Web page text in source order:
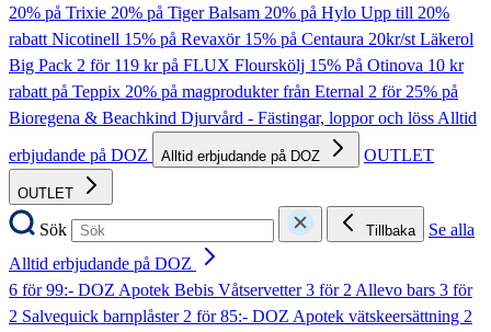
20% på Trixie 20% på Tiger Balsam 20% på Hylo Upp till 20%
rabatt Nicotinell 15% på Revaxör 15% på Centaura 20kr/st Läkerol
Big Pack 2 för 119 kr på FLUX Flourskölj 15% På Otinova 10 kr
rabatt på Teppix 20% på magprodukter från Eternal 2 för 25% på
Bioregena & Beachkind Djurvård - Fästingar, loppor och lössAlltid
erbjudande på DOZ
Alltid erbjudande på DOZ OUTLET
OUTLET
Sök Tillbaka
Se alla
Alltid erbjudande på DOZ
6 för 99:- DOZ Apotek Bebis Våtservetter3 för 2 Allevo bars 3 för
2 Salvequick barnplåster2 för 85:- DOZ Apotek vätskeersättning 2